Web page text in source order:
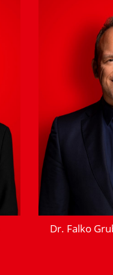
Dr. Falko